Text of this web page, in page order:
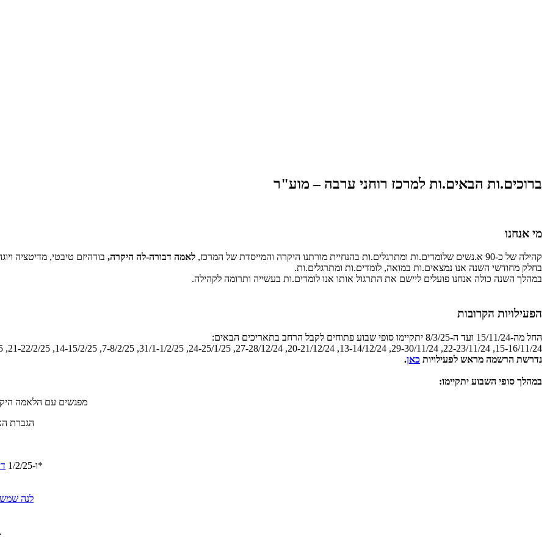
ברוכים.ות הבאים.ות למרכז רוחני ערבה – מוע"ר
מי אנחנו
קהילה של כ-90 א.נשים שלומדים.ות ומתרגלים.ות בהנחיית מורתנו היקרה והמייסדת של המרכז, לאמה דבורה-לה היקרה, בודהיזם טיבטי, מדיטציה
בחלק מחודשי השנה אנו נמצאים.ות במואה, לומדים.ות ומתרגלים.ות.
במהלך השנה כולה אנחנו פועלים ליישם את התרגול אותו אנו לומדים.ות בעשייה ותרומה לקהילה.
הפעילויות הקרובות
החל מה-15/11/24 ועד ה-8/3/25 יתקיימו סופי שבוע פתוחים לקבל הרחב בתאריכים הבאים:
15-16/11/24, 22-23/11/24, 29-30/11/24, 13-14/12/24, 20-21/12/24, 27-28/12/24, 24-25/1/25, 31/1-1/2/25, 7-8/2/25, 14-15/2/25, 21-22/2/25, 28-29/2/25, 7-8/3/25
נדרשת הרשמה מראש לפעילויות כאן.
במהלך סופי השבוע יתקיימו:
מפגשים עם הלאמה היקרה - קבלות שבת
הגברת
25/1/25 ו-1/2/25- סדנאות מבוא עם לסדנת שחרור רגשות שליליים*
לנה שמש
תרגולי גוף שונים (יוגה, שיטת פאולה) באולם הגדול מדי שישי ושבת ב-9:00.